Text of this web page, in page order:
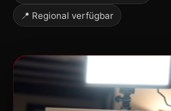
📍 Regional verfügbar